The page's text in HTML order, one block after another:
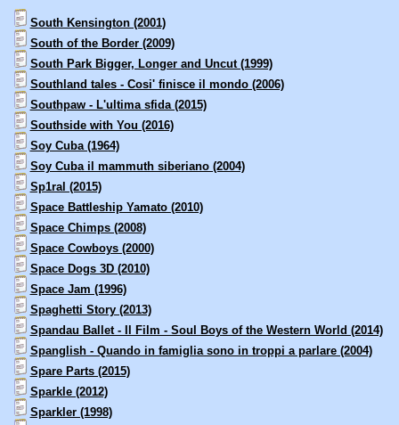
South Kensington (2001)
South of the Border (2009)
South Park Bigger, Longer and Uncut (1999)
Southland tales - Cosi' finisce il mondo (2006)
Southpaw - L'ultima sfida (2015)
Southside with You (2016)
Soy Cuba (1964)
Soy Cuba il mammuth siberiano (2004)
Sp1ral (2015)
Space Battleship Yamato (2010)
Space Chimps (2008)
Space Cowboys (2000)
Space Dogs 3D (2010)
Space Jam (1996)
Spaghetti Story (2013)
Spandau Ballet - Il Film - Soul Boys of the Western World (2014)
Spanglish - Quando in famiglia sono in troppi a parlare (2004)
Spare Parts (2015)
Sparkle (2012)
Sparkler (1998)